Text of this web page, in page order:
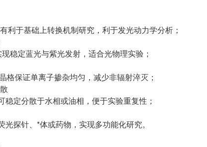
利于基础上转换机制研究，利于发光动力学分析；
现稳定蓝光与紫光发射，适合光物理实验；
格保证单离子掺杂均匀，减少非辐射淬灭；
稳定分散于水相或油相，便于实验重复性；
光探针、*体或药物，实现多功能化研究。